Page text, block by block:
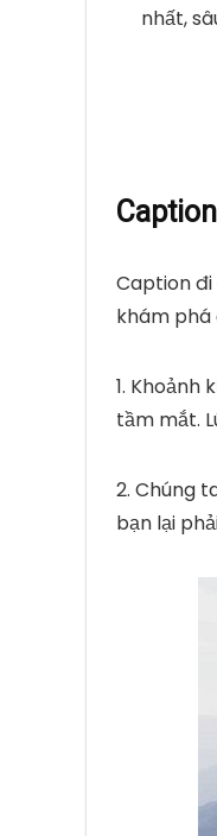
nhất,
Caption đi
khám phá
1.
tầm mắt.
2. Chúng
bạn lại